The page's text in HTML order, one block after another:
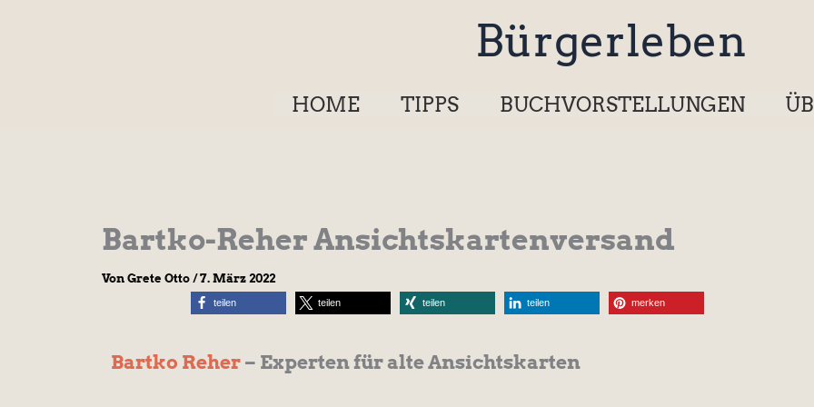
Bürgerleben
HOME TIPPS BUCHVORSTELLUNGEN
Bartko-Reher Ansichtskartenversand
Von Grete Otto /7. März 2022
teilen teilen teilen teilen merken
Bartko Reher – Experten für alte Ansichtskarten